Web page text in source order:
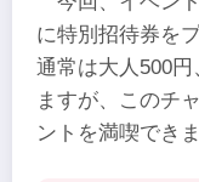
に特別招待券を
通常は大人500
ますが、このチ
ントを満喫でき